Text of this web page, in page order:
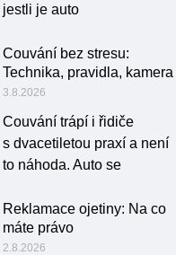
jestli je auto
Couvání bez stresu:
Technika, pravidla, kamera
3.8.2026
Couvání trápí i řidiče
s dvacetiletou praxí a není
to náhoda. Auto se
Reklamace ojetiny: Na co
máte právo
2.8.2026